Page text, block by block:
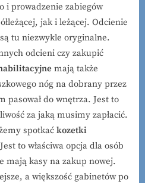
i prowadzenie zabiegów
jak i leżącej. Odcienie
są tu niezwykle oryginalne.
odcieni czy zakupić
mają także
nóg na dobrany przez
pasował do wnętrza. Jest to
za jaką musimy zapłacić.
spotkać kozetki
to właściwa opcja dla osób
mają kasy na zakup nowej.
a większość gabinetów po